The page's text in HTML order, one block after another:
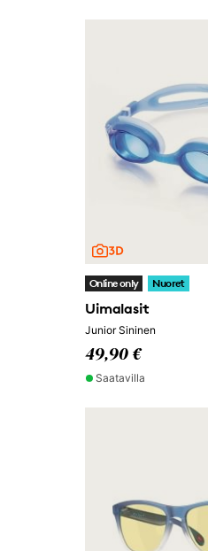
Online only Nuoret
Uimalasit
Junior Sininen
49,90 €
Saatavilla